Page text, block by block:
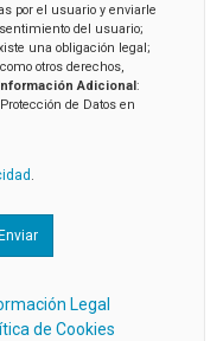
por el usuario y enviarle
del usuario;
una obligación legal;
otros derechos,
Adicional:
de Datos en
.
Enviar
Legal
de Cookies